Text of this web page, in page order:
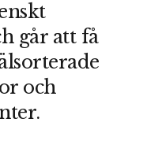
går att få
och